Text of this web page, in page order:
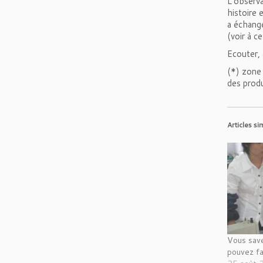
histoire
a
(voir à
Ecouter,
(*) zone
des
Articles
Vous
pouvez